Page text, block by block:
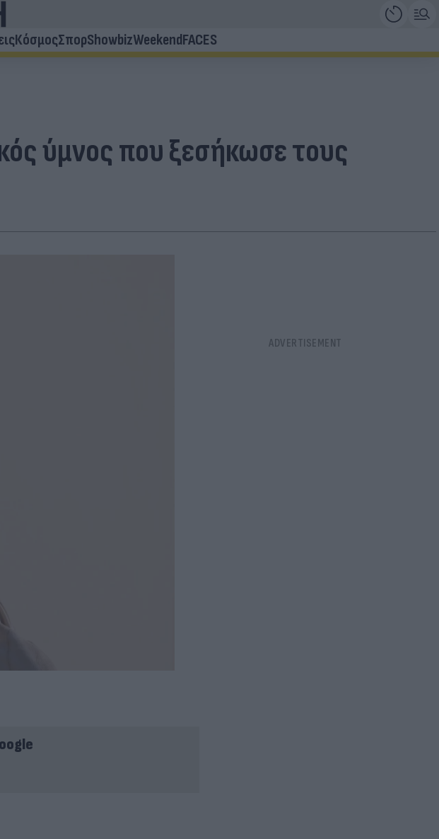
ΚόσμοςΣπορShowbizWeekendFACES
ύμνος που ξεσήκωσε τους